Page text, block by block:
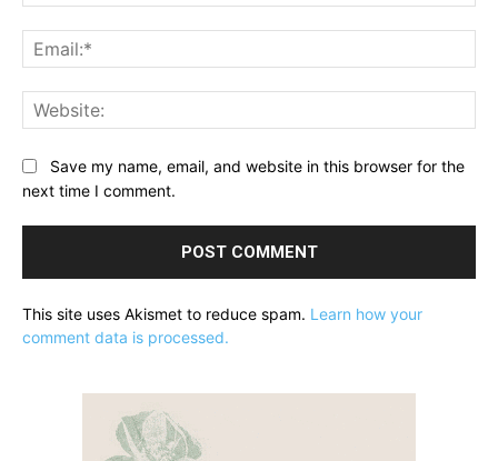
Save my name, email, and website in this browser for the
next time I comment.
This site uses Akismet to reduce spam. Learn how your
comment data is processed.